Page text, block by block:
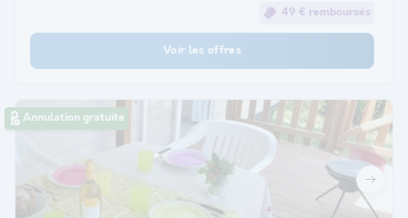
49 € remboursés
Voir les offres
Annulation gratuite